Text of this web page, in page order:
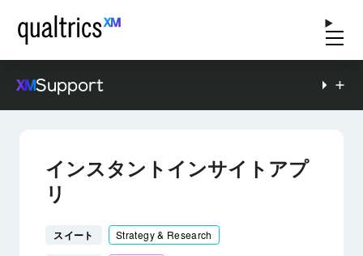
Support
インスタントインサイトアプ
リ
スイート Strategy & Research